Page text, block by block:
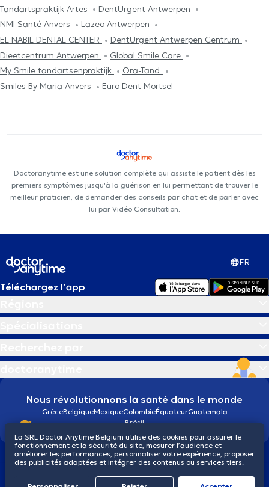
Tandartspraktijk Artes
DentUrgent Antwerpen
NMI Santé Anvers
Lazeo Antwerpen
EL NABIL DENTAL CENTER
DentUrgent Antwerpen Centrum
Dieetcentrum Antwerpen
Global Smile Care
My Smile tandartsenpraktijk
Ora-Tand
Smiles By Maria Anvers
Euro Dent Mortsel
Doctoranytime est une solution complète qui assiste le patient dès les
premiers symptômes jusqu'à la guérison en lui permettant de trouver le
meilleur praticien, de demander des conseils par chat et de parler avec
lui par Vidéo Consultation.
FR
Téléchargez l’app
Nous révolutionnons la santé dans le monde
GrèceBelgiqueMexiqueColombieÉquateurGuatemala
Brésil
Conditions généralesCookiesPolitique de confidentialité
La SRL Doctor Anytime Belgium utilise des cookies pour assurer le
fonctionnement et la sécurité du site, mesurer l’audience et
améliorer les performances, personnaliser votre expérience, proposer
des publicités adaptées et intégrer des contenus ou services tiers.